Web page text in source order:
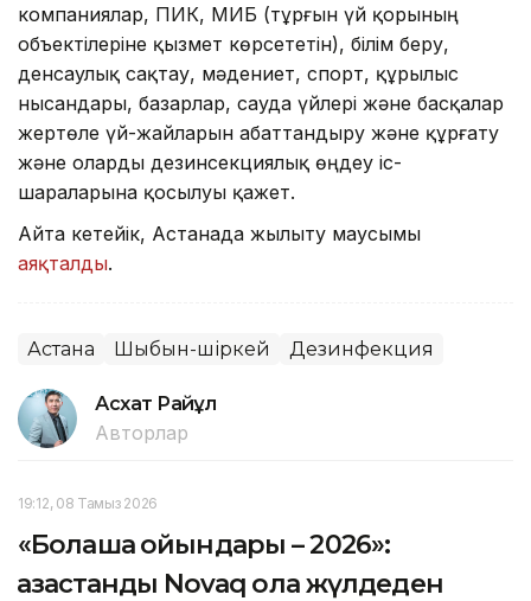
компаниялар, ПИК, МИБ (тұрғын үй қорының
объектілеріне қызмет көрсететін), білім беру,
денсаулық сақтау, мәдениет, спорт, құрылыс
нысандары, базарлар, сауда үйлері және басқалар
жертөле үй-жайларын абаттандыру және құрғату
және оларды дезинсекциялық өңдеу іс-
шараларына қосылуы қажет.
Айта кетейік, Астанада жылыту маусымы
аяқталды.
Астана Шыбын-шіркей Дезинфекция
Асхат Райқұл
Авторлар
19:12, 08 Тамыз 2026
«Болашақ ойындары – 2026»:
қазақстандық Novaq қола жүлдеден